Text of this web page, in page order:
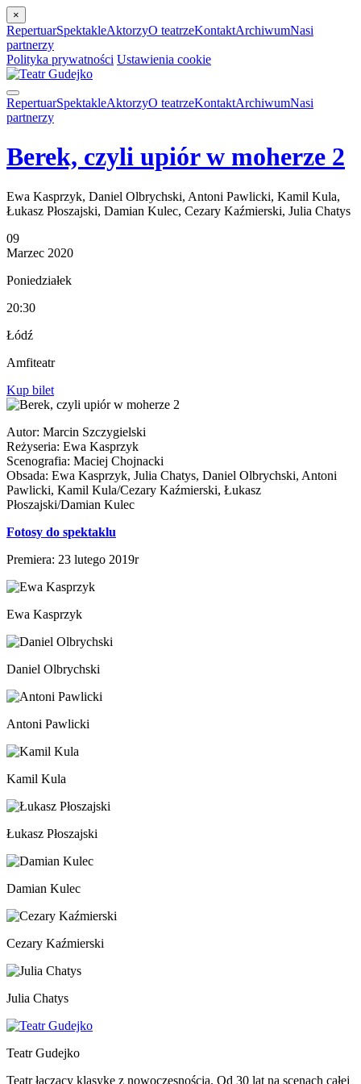
×
RepertuarSpektakleAktorzyO teatrzeKontaktArchiwumNasi
partnerzy
Polityka prywatności Ustawienia cookie
RepertuarSpektakleAktorzyO teatrzeKontaktArchiwumNasi
partnerzy
Berek, czyli upiór w moherze 2
Ewa Kasprzyk, Daniel Olbrychski, Antoni Pawlicki, Kamil Kula,
Łukasz Płoszajski, Damian Kulec, Cezary Kaźmierski, Julia Chatys
09
Marzec 2020
Poniedziałek
20:30
Łódź
Amfiteatr
Kup bilet
Autor: Marcin Szczygielski
Reżyseria: Ewa Kasprzyk
Scenografia: Maciej Chojnacki
Obsada: Ewa Kasprzyk, Julia Chatys, Daniel Olbrychski, Antoni
Pawlicki, Kamil Kula/Cezary Kaźmierski, Łukasz
Płoszajski/Damian Kulec
Fotosy do spektaklu
Premiera: 23 lutego 2019r
Ewa Kasprzyk
Daniel Olbrychski
Antoni Pawlicki
Kamil Kula
Łukasz Płoszajski
Damian Kulec
Cezary Kaźmierski
Julia Chatys
Teatr Gudejko
Teatr łączący klasykę z nowoczesnością. Od 30 lat na scenach całej